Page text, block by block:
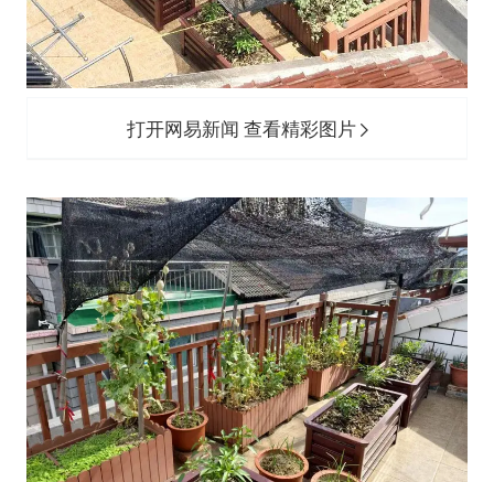
打开网易新闻 查看精彩图片